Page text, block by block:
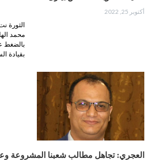
أكتوبر 25, 2022
الثورة
محمد
بالضغط
بقيادة
العجري: تجاهل مطالب شعبنا المشروعة